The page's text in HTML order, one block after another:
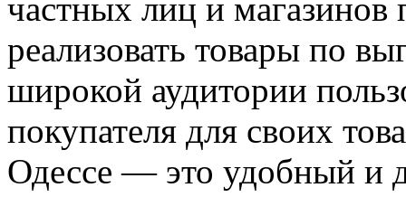
частных лиц и
реализовать товары по
широкой аудитории
покупателя для своих
Одессе — это удобный и